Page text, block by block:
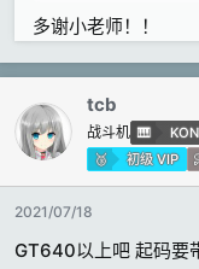
其实要看你显
以前老显卡
多谢小老师！！
tcb
战斗机
初级 VIP
2021/07/18
GT640以上吧 起码要